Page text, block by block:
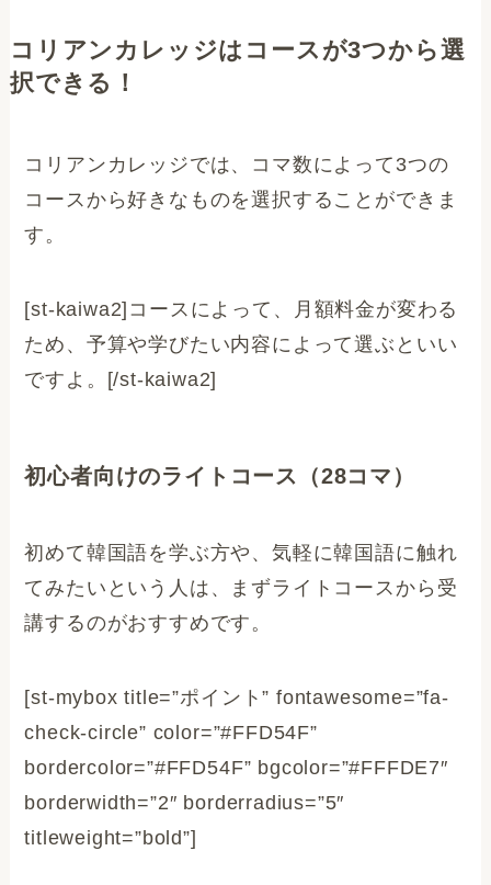
コリアンカレッジはコースが3つから選
択できる！
コリアンカレッジでは、コマ数によって3つの
コースから好きなものを選択することができま
す。
[st-kaiwa2]コースによって、月額料金が変わる
ため、予算や学びたい内容によって選ぶといい
ですよ。[/st-kaiwa2]
初心者向けのライトコース（28コマ）
初めて韓国語を学ぶ方や、気軽に韓国語に触れ
てみたいという人は、まずライトコースから受
講するのがおすすめです。
[st-mybox title=”ポイント” fontawesome=”fa-
check-circle” color=”#FFD54F”
bordercolor=”#FFD54F” bgcolor=”#FFFDE7″
borderwidth=”2″ borderradius=”5″
titleweight=”bold”]